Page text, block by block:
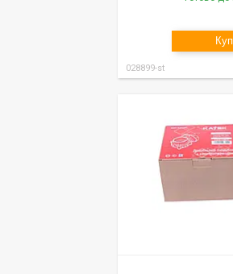
028899-st